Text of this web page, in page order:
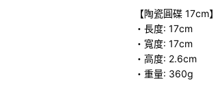
【陶瓷圓碟 17cm】
・長度: 17cm
・寬度: 17cm
・高度: 2.6cm
・重量: 360g